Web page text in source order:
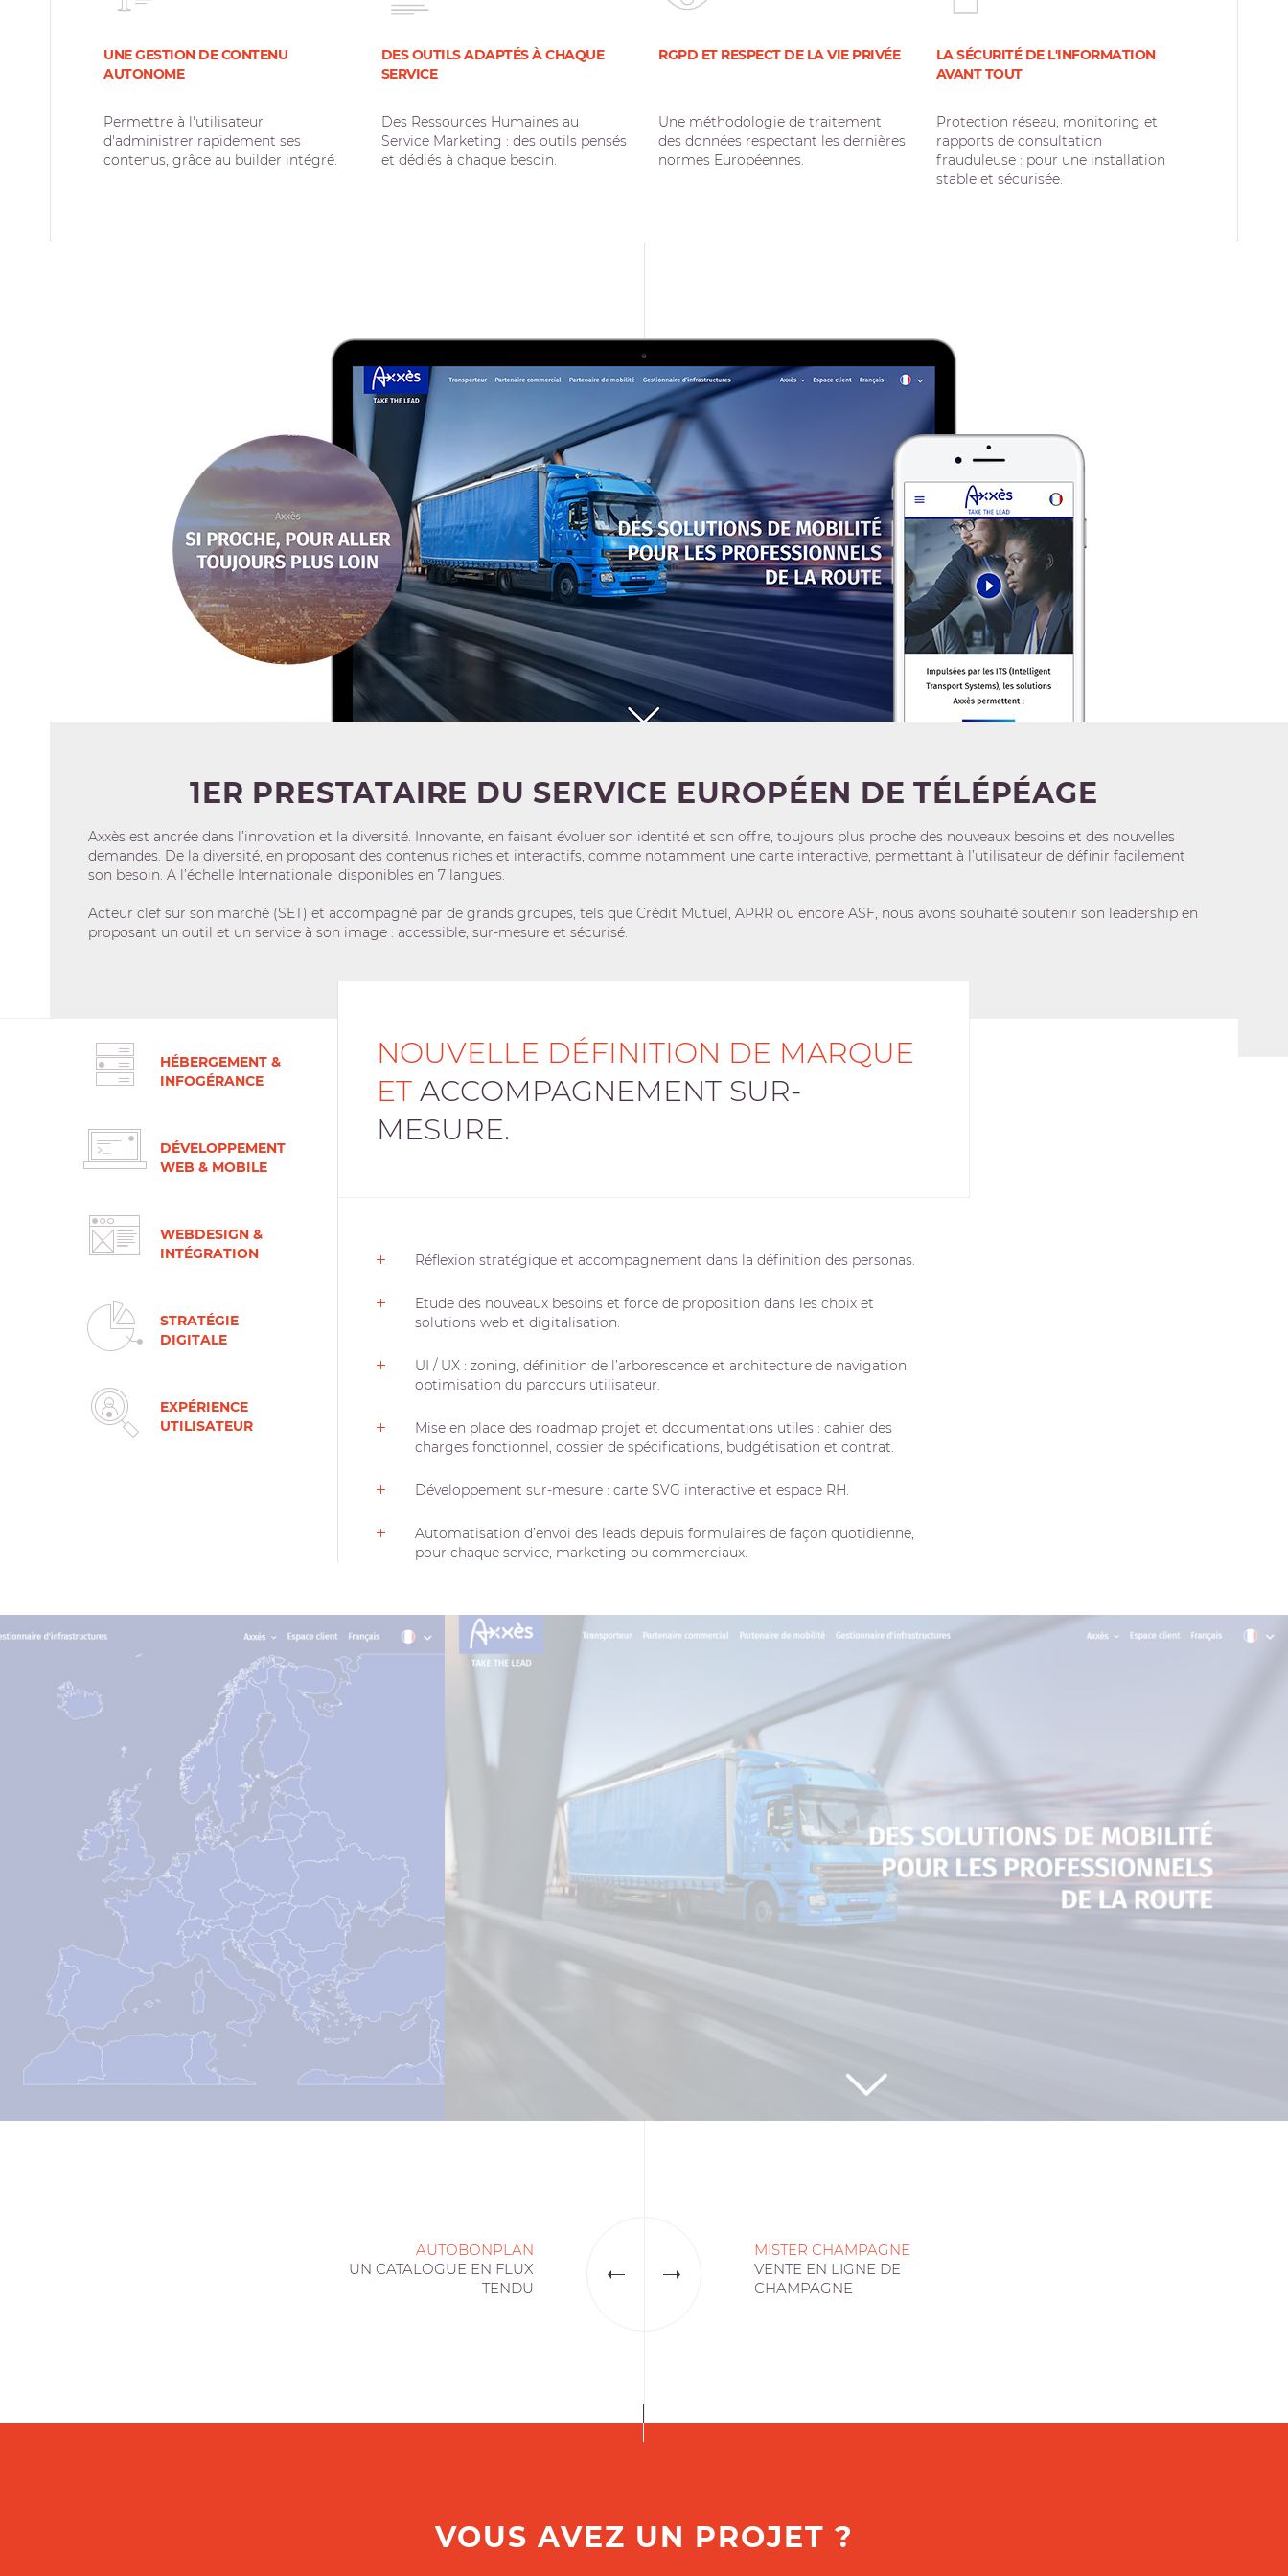
UNE GESTION DE CONTENU
AUTONOME
Permettre à l'utilisateur
d'administrer rapidement ses
contenus, grâce au builder intégré.
DES OUTILS ADAPTÉS À CHAQUE
SERVICE
Des Ressources Humaines au
Service Marketing : des outils pensés
et dédiés à chaque besoin.
RGPD ET RESPECT DE LA VIE PRIVÉE
Une méthodologie de traitement
des données respectant les dernières
normes Européennes.
LA SÉCURITÉ DE L'INFORMATION
AVANT TOUT
Protection réseau, monitoring et
rapports de consultation
frauduleuse : pour une installation
stable et sécurisée.
1ER PRESTATAIRE DU SERVICE EUROPÉEN DE TÉLÉPÉAGE
Axxès est ancrée dans l’innovation et la diversité. Innovante, en faisant évoluer son identité et son offre, toujours plus proche des nouveaux besoins et des nouvelles
demandes. De la diversité, en proposant des contenus riches et interactifs, comme notamment une carte interactive, permettant à l’utilisateur de définir facilement
son besoin. A l’échelle Internationale, disponibles en 7 langues.
Acteur clef sur son marché (SET) et accompagné par de grands groupes, tels que Crédit Mutuel, APRR ou encore ASF, nous avons souhaité soutenir son leadership en
proposant un outil et un service à son image : accessible, sur-mesure et sécurisé.
HÉBERGEMENT &
INFOGÉRANCE
DÉVELOPPEMENT
WEB & MOBILE
WEBDESIGN &
INTÉGRATION
STRATÉGIE
DIGITALE
EXPÉRIENCE
UTILISATEUR
NOUVELLE DÉFINITION DE MARQUE
ET ACCOMPAGNEMENT SUR-
MESURE.
Réflexion stratégique et accompagnement dans la définition des personas.
Etude des nouveaux besoins et force de proposition dans les choix et
solutions web et digitalisation.
UI / UX : zoning, définition de l’arborescence et architecture de navigation,
optimisation du parcours utilisateur.
Mise en place des roadmap projet et documentations utiles : cahier des
charges fonctionnel, dossier de spécifications, budgétisation et contrat.
Développement sur-mesure : carte SVG interactive et espace RH.
Automatisation d’envoi des leads depuis formulaires de façon quotidienne,
pour chaque service, marketing ou commerciaux.
AUTOBONPLAN
UN CATALOGUE EN FLUX
TENDU
MISTER CHAMPAGNE
VENTE EN LIGNE DE
CHAMPAGNE
VOUS AVEZ UN PROJET ?